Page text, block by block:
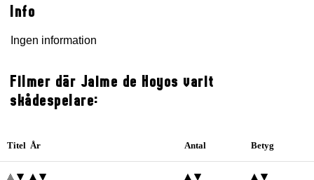
Info
Ingen information
Filmer där Jaime de Hoyos varit
skådespelare:
Titel År Antal Betyg